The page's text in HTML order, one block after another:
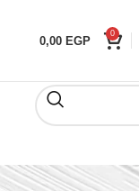
0
0,00 EGP